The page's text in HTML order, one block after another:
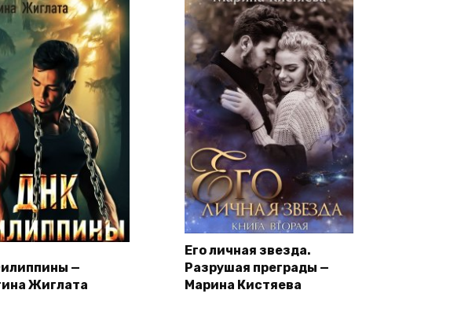
—
Жиглата
Его личная звезда.
Разрушая преграды —
Марина Кистяева